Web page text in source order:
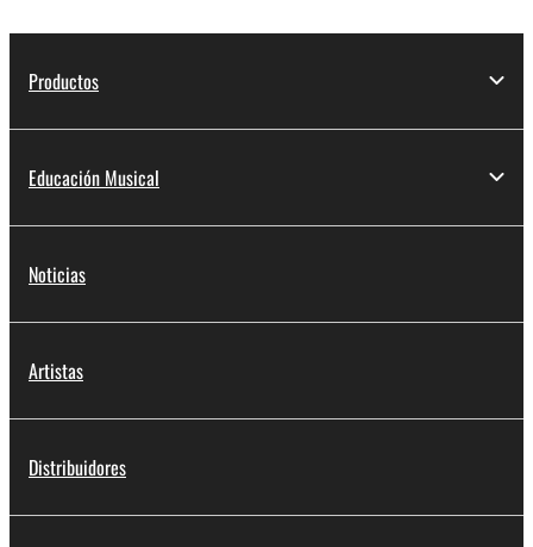
Productos
Educación Musical
Noticias
Artistas
Distribuidores